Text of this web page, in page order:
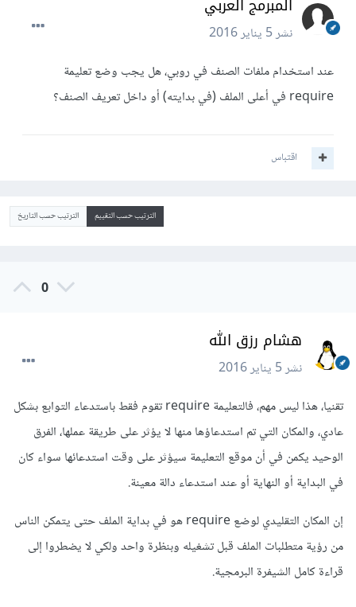
المبرمج العربي
نشر5 يناير 2016
عند استخدام ملفات الصنف في روبي، هل يجب وضع تعليمة
require في أعلى الملف (في بدايته) أو داخل تعريف الصنف؟
اقتباس
الترتيب حسب التقييم الترتيب حسب التاريخ
0
هشام رزق الله
نشر5 يناير 2016
تقنيا، هذا ليس مهم، فالتعليمة require تقوم فقط باستدعاء التوابع بشكل
عادي، والمكان التي تم استدعاؤها منها لا يؤثر على طريقة عملها، الفرق
الوحيد يكمن في أن موقع التعليمة سيؤثر على وقت استدعائها سواء كان
في البداية أو النهاية أو عند استدعاء دالة معينة.
إن المكان التقليدي لوضع require هو في بداية الملف حتى يتمكن الناس
من رؤية متطلبات الملف قبل تشغيله وبنظرة واحد ولكي لا يضطروا إلى
قراءة كامل الشيفرة البرمجية.